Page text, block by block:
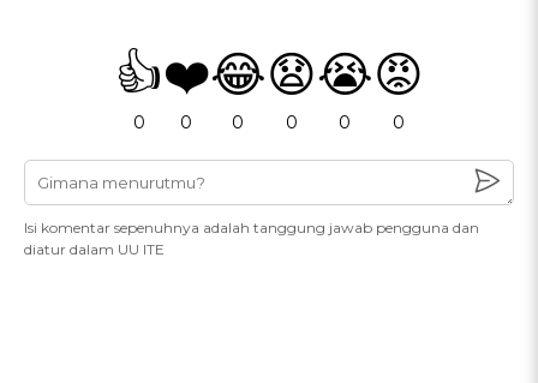
👍
0
❤️
0
😂
0
😧
0
😭
0
😡
0
Isi komentar sepenuhnya adalah tanggung jawab pengguna dan
diatur dalam UU ITE